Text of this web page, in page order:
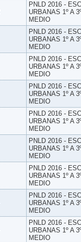
PNLD 2016 -
URBANAS 1º A
MEDIO
PNLD 2016 -
URBANAS 1º A
MEDIO
PNLD 2016 -
URBANAS 1º A
MEDIO
PNLD 2016 -
URBANAS 1º A
MEDIO
PNLD 2016 -
URBANAS 1º A
MEDIO
PNLD 2016 -
URBANAS 1º A
MEDIO
PNLD 2016 -
URBANAS 1º A
MEDIO
PNLD 2016 -
URBANAS 1º A
MEDIO
PNLD 2016 -
URBANAS 1º A
MEDIO